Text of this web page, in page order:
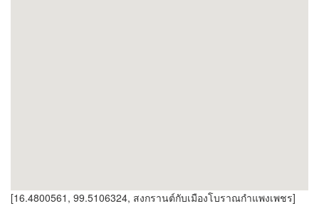
[16.4800561, 99.5106324, สงกรานต์กับเมืองโบราณกำแพงเพชร]